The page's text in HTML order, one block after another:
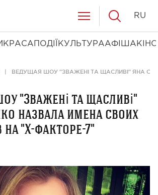
КРАСА ПОДІЇ КУЛЬТУРААФІША КІНО
RU
ВЕДУЩАЯ ШОУ "ЗВАЖЕНІ ТА ЩАСЛИВІ" ЯНА
"Зважені та щасливі"
назвала имена своих
"Х-факторе-7"